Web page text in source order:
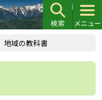
地域の教科書